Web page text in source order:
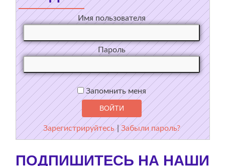
Имя пользователя
Пароль
Запомнить меня
Зарегистрируйтесь |Забыли пароль?
ПОДПИШИТЕСЬ НА НАШИ